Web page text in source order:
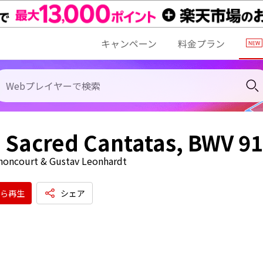
キャンペーン 料金プラン
Cantatas, BWV
& Gustav Leonhardt
再生 シェア